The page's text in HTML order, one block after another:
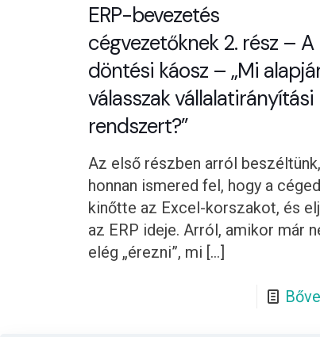
ERP-bevezetés
cégvezetőknek 2. rész – A
döntési káosz – „Mi
válasszak vállalatirányítási
rendszert?”
Az első részben arról beszéltünk,
honnan ismered fel, hogy a céged
kinőtte az Excel-korszakot, és
az ERP ideje. Arról, amikor már
elég „érezni”, mi […]